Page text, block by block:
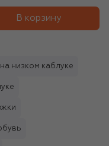
В корзину
на низком каблуке